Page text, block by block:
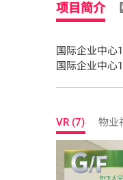
项目简介
国际企业中心
国际企业中心
卓越设计与高
写字楼单位
门、密码锁
VR (7) 物业